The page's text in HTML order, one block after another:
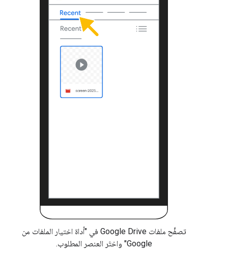
تصفَّح ملفات Google Drive في "أداة اختيار الملفات من
Google" واختَر العنصر المطلوب.